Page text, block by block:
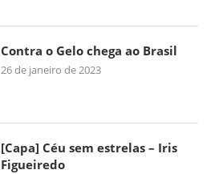
Contra o Gelo chega ao Brasil
26 de janeiro de 2023
[Capa] Céu sem estrelas – Iris
Figueiredo